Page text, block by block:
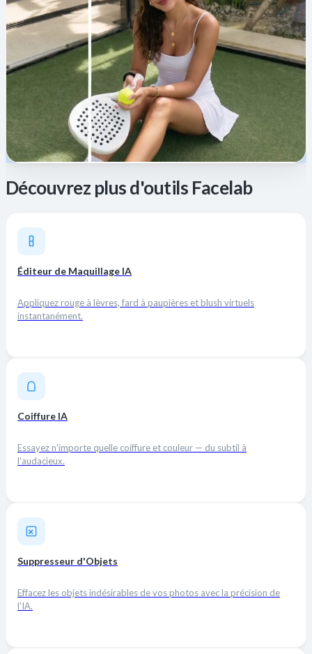
Découvrez plus d'outils Facelab
Éditeur de Maquillage IA
Appliquez rouge à lèvres, fard à paupières et blush virtuels
instantanément.
Coiffure IA
Essayez n'importe quelle coiffure et couleur — du subtil à
l'audacieux.
Suppresseur d'Objets
Effacez les objets indésirables de vos photos avec la précision de
l'IA.